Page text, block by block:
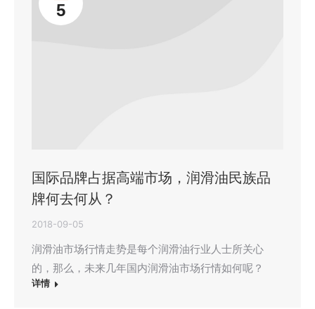
5
国际品牌占据高端市场，润滑油民族品
牌何去何从？
2018-09-05
润滑油市场行情走势是每个润滑油行业人士所关心
的，那么，未来几年国内润滑油市场行情如何呢？
详情